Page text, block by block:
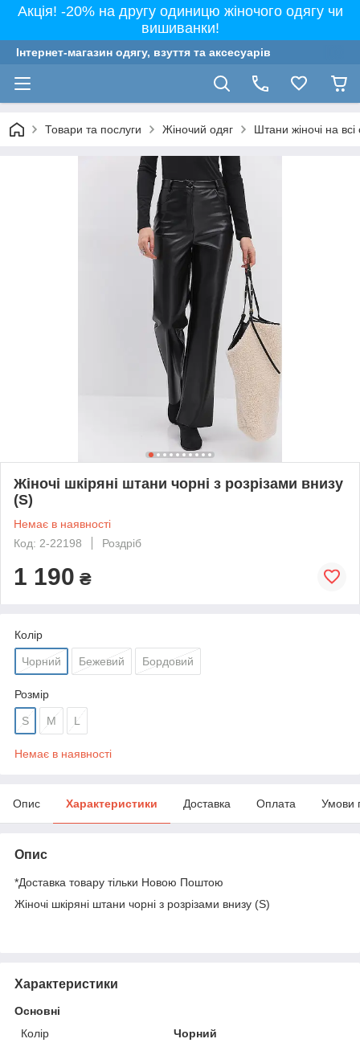
Акція! -20% на другу одиницю жіночого одягу чи
вишиванки!
Інтернет-магазин одягу, взуття та аксесуарів
Товари та послуги Жіночий одяг Штани жіночі на всі
Жіночі шкіряні штани чорні з розрізами внизу
(S)
Немає в наявності
Код: 2-22198
Роздріб
1 190 ₴
Колір
Чорний Бежевий Бордовий
Розмір
S M L
Немає в наявності
Опис Характеристики Доставка Оплата Умови
Опис
*Доставка товару тільки Новою Поштою
Жіночі шкіряні штани чорні з розрізами внизу (S)
Характеристики
Основні
Колір
Чорний